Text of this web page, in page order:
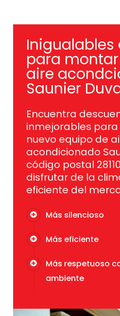
Inigualables
para
aire
Saunier
Encuentra
inmejorables
nuevo equipo de
acondicionado
código postal
disfrutar de la
eficiente del
Más silencioso
Más eficiente
Más respetuoso
ambiente